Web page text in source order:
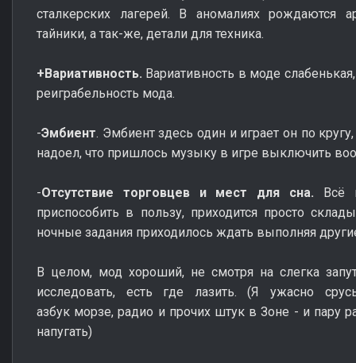
сталкерских лагерей. В аномалиях рождаются
тайники, а так-же, детали для техника.
+Вариативность. Вариативность в моде
реиграбельность мода.
-Эмбиент. Эмбиент здесь один и играет он по
надоел, что пришлось музыку в игре выключить
-Отсутствие торговцев и мест для сна.
Всё
приспособить в пользу, приходится просто
ночные задания приходилось ждать выполняя
В целом, мод хороший, не смотря на слегка
исследовать, есть где лазить. (Я ужасно
азбук морзе, радио и прочих штук в Зоне - и пару
напугать)